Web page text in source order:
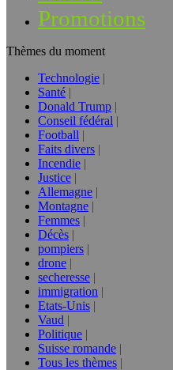
Promotions
Thèmes du moment
Technologie
Santé
Donald Trump
Conseil fédéral
Football
Faits divers
Incendie
Justice
Allemagne
Montagne
Femmes
Décès
pompiers
drone
secheresse
immigration
Etats-Unis
Vaud
Politique
Suisse romande
Tous les thèmes